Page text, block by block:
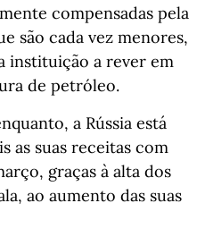
compensadas pela
são cada vez menores,
instituição a rever em
de petróleo.
a Rússia está
as suas receitas com
graças à alta dos
ao aumento das suas